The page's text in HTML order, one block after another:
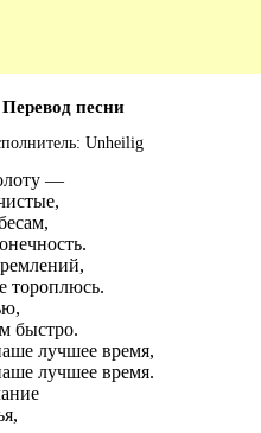
Перевод песни
Unheilig
—
тороплюсь.
быстро.
лучшее время,
лучшее время.